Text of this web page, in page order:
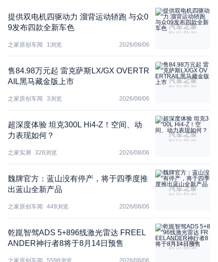
提供双电机四驱动力 溜背运动轿跑 与众0
9发布四款全新车色
之家原创车闻 1浏览 2026/08/06
售84.98万元起 雷克萨斯LX/GX OVERTR
AIL黑马藏金版上市
之家原创车闻 3浏览 2026/08/06
超深度体验 坦克300L Hi4-Z！空间、动
力表现如何？
之家实测 326浏览 2026/08/06
魏牌官方：蓝山没有停产，将于四季度推
出蓝山全新产品
之家原创车闻 449浏览 2026/08/06
乾崑智驾ADS 5+896线激光雷达 FREEL
ANDER神行者8将于8月14日预售
之家原创车闻 5598浏览 2026/08/06